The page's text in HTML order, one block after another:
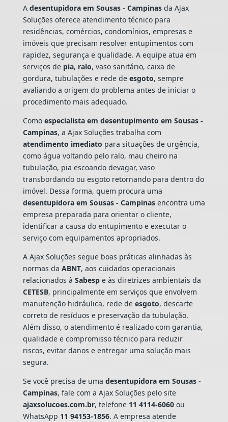
A desentupidora em Sousas - Campinasda Ajax
Soluções oferece atendimento técnico para
residências, comércios, condomínios, empresas e
imóveis que precisam resolver entupimentos com
rapidez, segurança e qualidade. A equipe atua em
serviços de pia, ralo, vaso sanitário, caixa de
gordura, tubulações e rede de esgoto, sempre
avaliando a origem do problema antes de iniciar o
procedimento mais adequado.
Como especialista em desentupimento em Sousas -
Campinas, a Ajax Soluções trabalha com
atendimento imediato para situações de urgência,
como água voltando pelo ralo, mau cheiro na
tubulação, pia escoando devagar, vaso
transbordando ou esgoto retornando para dentro do
imóvel. Dessa forma, quem procura uma
desentupidora em Sousas - Campinasencontra uma
empresa preparada para orientar o cliente,
identificar a causa do entupimento e executar o
serviço com equipamentos apropriados.
A Ajax Soluções segue boas práticas alinhadas às
normas da ABNT, aos cuidados operacionais
relacionados à Sabespe às diretrizes ambientais da
CETESB, principalmente em serviços que envolvem
manutenção hidráulica, rede de esgoto, descarte
correto de resíduos e preservação da tubulação.
Além disso, o atendimento é realizado com garantia,
qualidade e compromisso técnico para reduzir
riscos, evitar danos e entregar uma solução mais
segura.
Se você precisa de uma desentupidora em Sousas -
Campinas, fale com a Ajax Soluções pelo site
ajaxsolucoes.com.br, telefone 11 4114-6060ou
WhatsApp 11 94153-1856. A empresa atende